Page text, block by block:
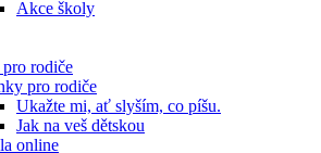
Akce školy
rodiče
pro rodiče
Ukažte mi, ať slyším, co píšu.
Jak na veš dětskou
online